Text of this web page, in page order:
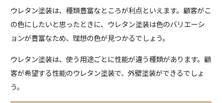
ウレタン塗装は、種類豊富なところが利点といえます。顧客がこ
の色にしたいと思ったときに、ウレタン塗装は色のバリエーシ
ョンが豊富なため、理想の色が見つかるでしょう。
ウレタン塗装は、使う用途ごとに性能が違う種類があります。顧
客が希望する性能のウレタン塗装で、外壁塗装ができるでしょ
う。